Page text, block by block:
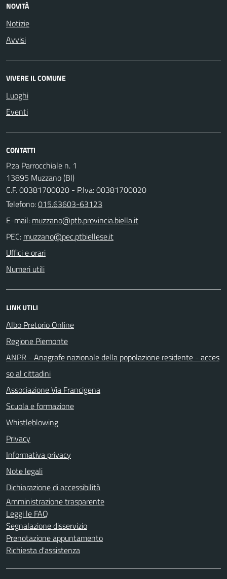
NOVITÀ
Notizie
Avvisi
VIVERE IL COMUNE
Luoghi
Eventi
CONTATTI
P.za Parrocchiale n. 1
13895 Muzzano (BI)
C.F. 00381700020 - P.Iva: 00381700020
Telefono:015.63603-63123
E-mail:
PEC:
Uffici e orari
Numeri utili
LINK UTILI
Albo Pretorio Online
Regione Piemonte
ANPR - Anagrafe nazionale della popolazione residente - acces
so al cittadini
Associazione Via Francigena
Scuola e formazione
Whistleblowing
Privacy
Informativa privacy
Note legali
Dichiarazione di accessibilità
Amministrazione trasparente
Leggi le FAQ
Segnalazione disservizio
Prenotazione appuntamento
Richiesta d'assistenza